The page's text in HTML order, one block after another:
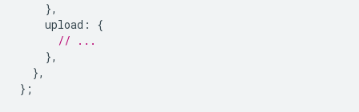
},
upload :
{
// ...
},
},
};